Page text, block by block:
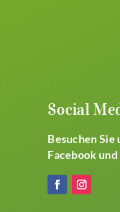
Social
Besuchen Sie
Facebook